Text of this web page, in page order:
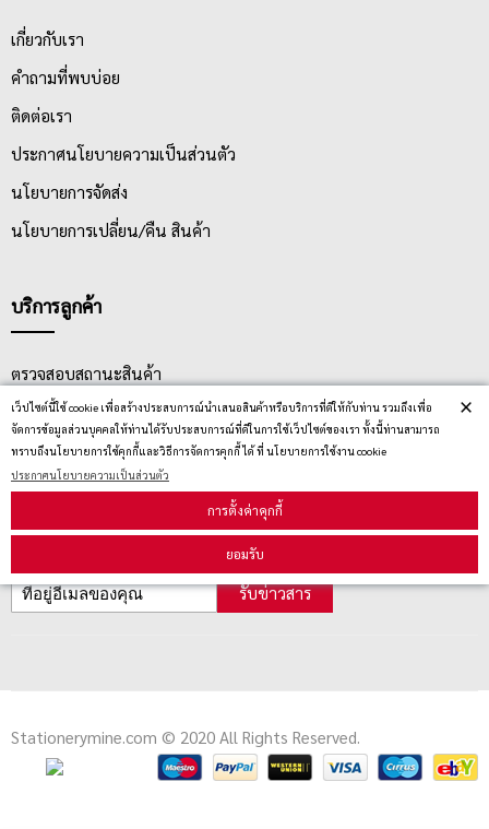
เว็ปไซต์นี้ใช้ cookie เพื่อสร้างประสบการณ์นำเสนอสินค้าหรือบริการที่ดีให้กับท่าน รวมถึงเพื่อ
จัดการข้อมูลส่วนบุคคลให้ท่านได้รับประสบการณ์ที่ดีในการใช้เว็ปไซต์ของเรา ทั้งนี้ท่านสามารถ
ทราบถึงนโยบายการใช้คุกกี้และวิธีการจัดการคุกกี้ ได้ ที่ นโยบายการใช้งาน cookie
ประกาศนโยบายความเป็นส่วนตัว
การตั้งค่าคุกกี้
ยอมรับ
×
เกี่ยวกับเรา
คำถามที่พบบ่อย
ติดต่อเรา
ประกาศนโยบายความเป็นส่วนตัว
นโยบายการจัดส่ง
นโยบายการเปลี่ยน/คืน สินค้า
บริการลูกค้า
ตรวจสอบสถานะสินค้า
คู่มือนักช้อป
วิธีลบคุกกี้
สมัครรับข่าวสาร
รับข่าวสาร
Stationerymine.com © 2020 All Rights Reserved.